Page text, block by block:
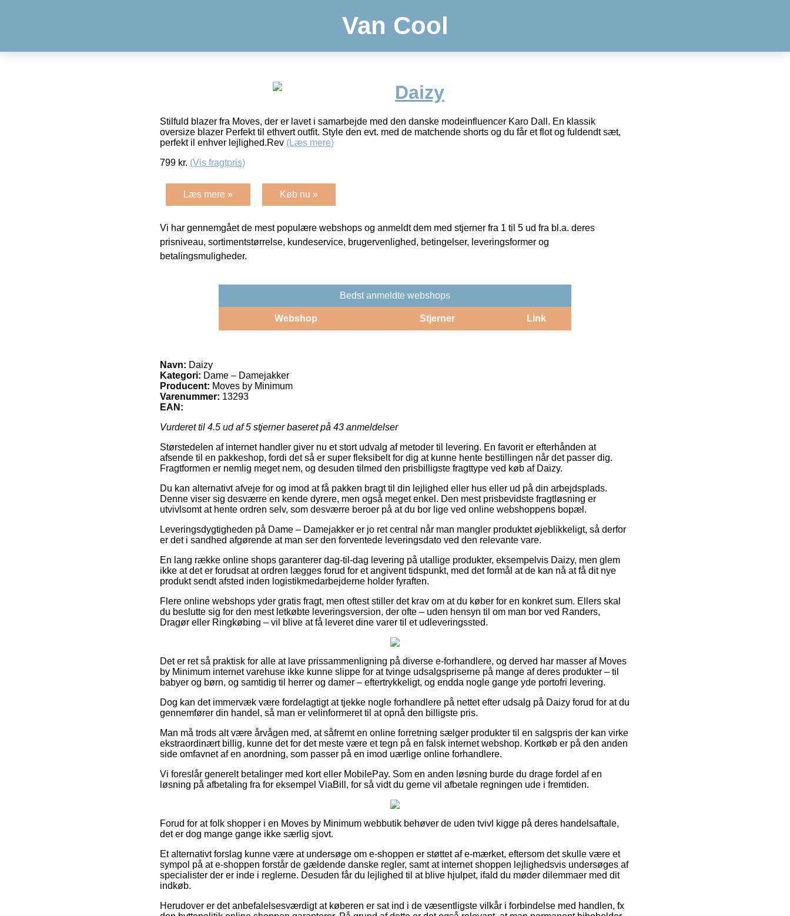
Van Cool
Daizy
Stilfuld blazer fra Moves, der er lavet i samarbejde med den danske modeinfluencer Karo Dall. En klassik
oversize blazer Perfekt til ethvert outfit. Style den evt. med de matchende shorts og du får et flot og fuldendt sæt,
perfekt il enhver lejlighed.Rev (Læs mere)
799 kr. (Vis fragtpris)
Læs mere » Køb nu »
Vi har gennemgået de mest populære webshops og anmeldt dem med stjerner fra 1 til 5 ud fra bl.a. deres
prisniveau, sortimentstørrelse, kundeservice, brugervenlighed, betingelser, leveringsformer og
betalingsmuligheder.
Bedst anmeldte webshops
Webshop Stjerner Link
Navn: Daizy
Kategori: Dame – Damejakker
Producent: Moves by Minimum
Varenummer: 13293
EAN:
Vurderet til 4.5 ud af 5 stjerner baseret på 43 anmeldelser
Størstedelen af internet handler giver nu et stort udvalg af metoder til levering. En favorit er efterhånden at
afsende til en pakkeshop, fordi det så er super fleksibelt for dig at kunne hente bestillingen når det passer dig.
Fragtformen er nemlig meget nem, og desuden tilmed den prisbilligste fragttype ved køb af Daizy.
Du kan alternativt afveje for og imod at få pakken bragt til din lejlighed eller hus eller ud på din arbejdsplads.
Denne viser sig desværre en kende dyrere, men også meget enkel. Den mest prisbevidste fragtløsning er
utvivlsomt at hente ordren selv, som desværre beroer på at du bor lige ved online webshoppens bopæl.
Leveringsdygtigheden på Dame – Damejakker er jo ret central når man mangler produktet øjeblikkeligt, så derfor
er det i sandhed afgørende at man ser den forventede leveringsdato ved den relevante vare.
En lang række online shops garanterer dag-til-dag levering på utallige produkter, eksempelvis Daizy, men glem
ikke at det er forudsat at ordren lægges forud for et angivent tidspunkt, med det formål at de kan nå at få dit nye
produkt sendt afsted inden logistikmedarbejderne holder fyraften.
Flere online webshops yder gratis fragt, men oftest stiller det krav om at du køber for en konkret sum. Ellers skal
du beslutte sig for den mest letkøbte leveringsversion, der ofte – uden hensyn til om man bor ved Randers,
Dragør eller Ringkøbing – vil blive at få leveret dine varer til et udleveringssted.
Det er ret så praktisk for alle at lave prissammenligning på diverse e-forhandlere, og derved har masser af Moves
by Minimum internet varehuse ikke kunne slippe for at tvinge udsalgspriserne på mange af deres produkter – til
babyer og børn, og samtidig til herrer og damer – eftertrykkeligt, og endda nogle gange yde portofri levering.
Dog kan det immervæk være fordelagtigt at tjekke nogle forhandlere på nettet efter udsalg på Daizy forud for at du
gennemfører din handel, så man er velinformeret til at opnå den billigste pris.
Man må trods alt være årvågen med, at såfremt en online forretning sælger produkter til en salgspris der kan virke
ekstraordinært billig, kunne det for det meste være et tegn på en falsk internet webshop. Kortkøb er på den anden
side omfavnet af en anordning, som passer på en imod uærlige online forhandlere.
Vi foreslår generelt betalinger med kort eller MobilePay. Som en anden løsning burde du drage fordel af en
løsning på afbetaling fra for eksempel ViaBill, for så vidt du gerne vil afbetale regningen ude i fremtiden.
Forud for at folk shopper i en Moves by Minimum webbutik behøver de uden tvivl kigge på deres handelsaftale,
det er dog mange gange ikke særlig sjovt.
Et alternativt forslag kunne være at undersøge om e-shoppen er støttet af e-mærket, eftersom det skulle være et
sympol på at e-shoppen forstår de gældende danske regler, samt at internet shoppen lejlighedsvis undersøges af
specialister der er inde i reglerne. Desuden får du lejlighed til at blive hjulpet, ifald du møder dilemmaer med dit
indkøb.
Herudover er det anbefalelsesværdigt at køberen er sat ind i de væsentligste vilkår i forbindelse med handlen, fx